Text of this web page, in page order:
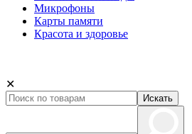
Микрофоны
Карты памяти
Красота и здоровье
✕
Искать